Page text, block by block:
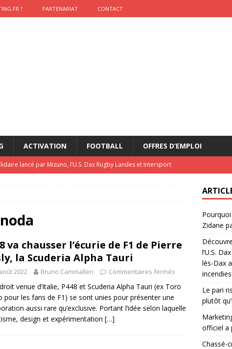
? PARTENARIAT CONTACT
ACTIVATION FOOTBALL OFFRES D’EMPLOI
lancé par Mizuno, l’U.S. Dax Rugby Landes et Intersport
: vendre une sensation plutôt qu’un chrono
: pourquoi le sponsor officiel a perdu la finale
: qui gagne vraiment
FOOTBALL
de Zinedine Zidane par adidas est de retour à
va chausser l’écurie de F1 de Pierre
la Scuderia Alpha Tauri
2022 Bruno Cammalleri Commentaires fermés
venue d’Italie, P448 et Scuderia Alpha Tauri (ex Toro
pour les fans de F1) se sont unies pour présenter une
aussi rare qu’exclusive. Portant l’idée selon laquelle
design et expérimentation […]
Zidane
l’U.S.
lès-Dax
Le pari
plutôt
officiel a
Chassé-